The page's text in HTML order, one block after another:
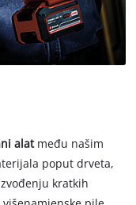
alat među našim
poput drveta,
kratkih